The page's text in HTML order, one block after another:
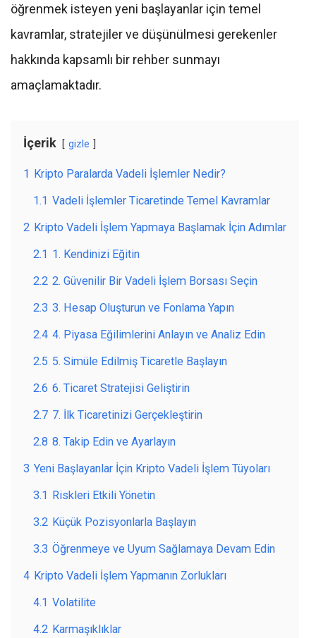
öğrenmek isteyen yeni başlayanlar için temel
kavramlar, stratejiler ve düşünülmesi gerekenler
hakkında kapsamlı bir rehber sunmayı
amaçlamaktadır.
İçerik gizle
1 Kripto Paralarda Vadeli İşlemler Nedir?
1.1 Vadeli İşlemler Ticaretinde Temel Kavramlar
2 Kripto Vadeli İşlem Yapmaya Başlamak İçin Adımlar
2.1 1. Kendinizi Eğitin
2.2 2. Güvenilir Bir Vadeli İşlem Borsası Seçin
2.3 3. Hesap Oluşturun ve Fonlama Yapın
2.4 4. Piyasa Eğilimlerini Anlayın ve Analiz Edin
2.5 5. Simüle Edilmiş Ticaretle Başlayın
2.6 6. Ticaret Stratejisi Geliştirin
2.7 7. İlk Ticaretinizi Gerçekleştirin
2.8 8. Takip Edin ve Ayarlayın
3 Yeni Başlayanlar İçin Kripto Vadeli İşlem Tüyoları
3.1 Riskleri Etkili Yönetin
3.2 Küçük Pozisyonlarla Başlayın
3.3 Öğrenmeye ve Uyum Sağlamaya Devam Edin
4 Kripto Vadeli İşlem Yapmanın Zorlukları
4.1 Volatilite
4.2 Karmaşıklıklar